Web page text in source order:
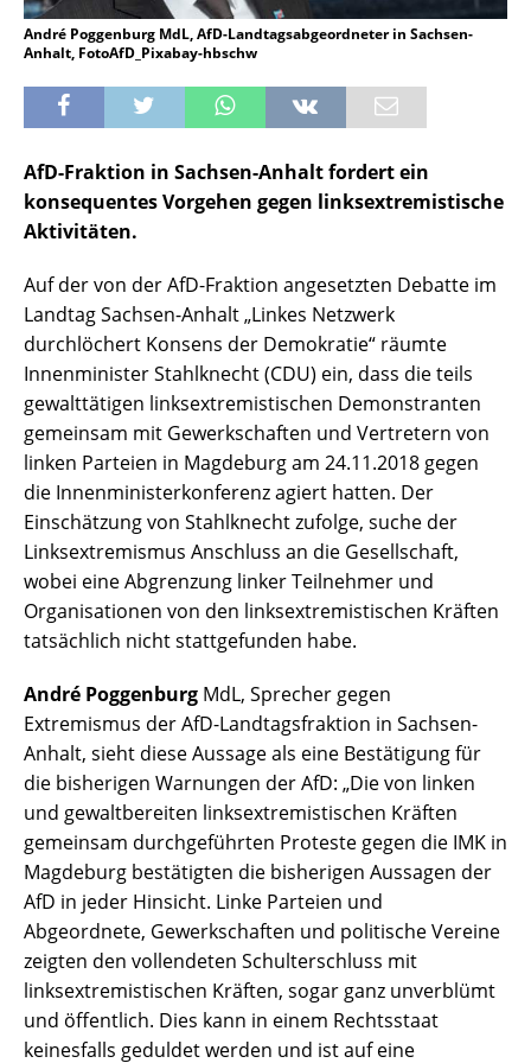
André Poggenburg MdL, AfD-Landtagsabgeordneter in Sachsen-
Anhalt, FotoAfD_Pixabay-hbschw
AfD-Fraktion in Sachsen-Anhalt fordert ein
konsequentes Vorgehen gegen linksextremistische
Aktivitäten.
Auf der von der AfD-Fraktion angesetzten Debatte im
Landtag Sachsen-Anhalt „Linkes Netzwerk
durchlöchert Konsens der Demokratie“ räumte
Innenminister Stahlknecht (CDU) ein, dass die teils
gewalttätigen linksextremistischen Demonstranten
gemeinsam mit Gewerkschaften und Vertretern von
linken Parteien in Magdeburg am 24.11.2018 gegen
die Innenministerkonferenz agiert hatten. Der
Einschätzung von Stahlknecht zufolge, suche der
Linksextremismus Anschluss an die Gesellschaft,
wobei eine Abgrenzung linker Teilnehmer und
Organisationen von den linksextremistischen Kräften
tatsächlich nicht stattgefunden habe.
André Poggenburg MdL, Sprecher gegen
Extremismus der AfD-Landtagsfraktion in Sachsen-
Anhalt, sieht diese Aussage als eine Bestätigung für
die bisherigen Warnungen der AfD: „Die von linken
und gewaltbereiten linksextremistischen Kräften
gemeinsam durchgeführten Proteste gegen die IMK in
Magdeburg bestätigten die bisherigen Aussagen der
AfD in jeder Hinsicht. Linke Parteien und
Abgeordnete, Gewerkschaften und politische Vereine
zeigten den vollendeten Schulterschluss mit
linksextremistischen Kräften, sogar ganz unverblümt
und öffentlich. Dies kann in einem Rechtsstaat
keinesfalls geduldet werden und ist auf eine